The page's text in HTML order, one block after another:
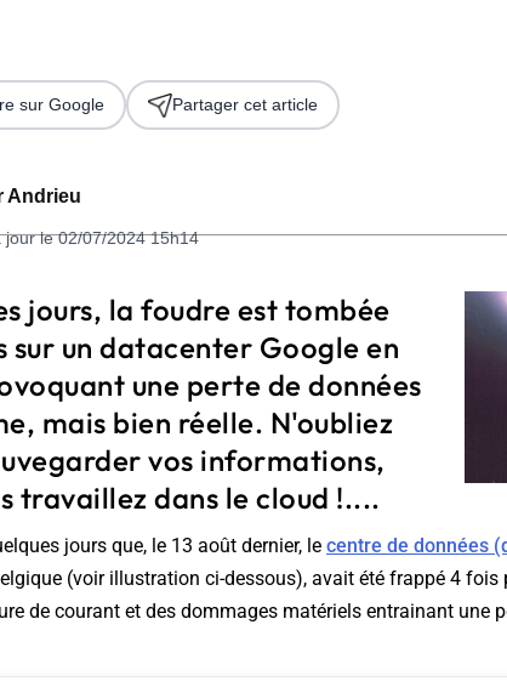
Andrieu
jour le 02/07/2024 15h14
sur Google Partager cet article
jours, la foudre est tombée
sur un datacenter Google en
une perte de données
mais bien réelle. N'oubliez
vos informations,
travaillez dans le cloud !....
jours que, le 13 août dernier, le centre de données
(voir illustration ci-dessous), avait été frappé 4 fois
de courant et des dommages matériels entrainant une